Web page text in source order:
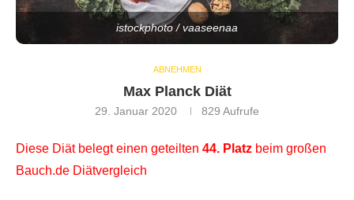
istockphoto / vaaseenaa
ABNEHMEN
Max Planck Diät
29. Januar 2020 829 Aufrufe
Diese Diät belegt einen geteilten 44. Platz beim großen
Bauch.de Diätvergleich